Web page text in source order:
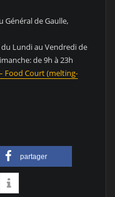
Général de Gaulle,
Lundi au Vendredi de
de 9h à 23h
Food Court (melting-
partager